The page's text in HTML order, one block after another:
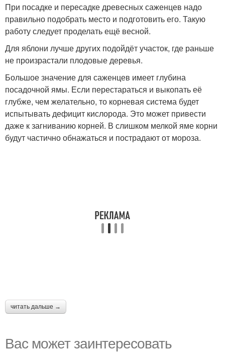
При посадке и пересадке древесных саженцев надо
правильно подобрать место и подготовить его. Такую
работу следует проделать ещё весной.
Для яблони лучше других подойдёт участок, где раньше
не произрастали плодовые деревья.
Большое значение для саженцев имеет глубина
посадочной ямы. Если перестараться и выкопать её
глубже, чем желательно, то корневая система будет
испытывать дефицит кислорода. Это может привести
даже к загниванию корней. В слишком мелкой яме корни
будут частично обнажаться и пострадают от мороза.
читать дальше →
Вас может заинтересовать